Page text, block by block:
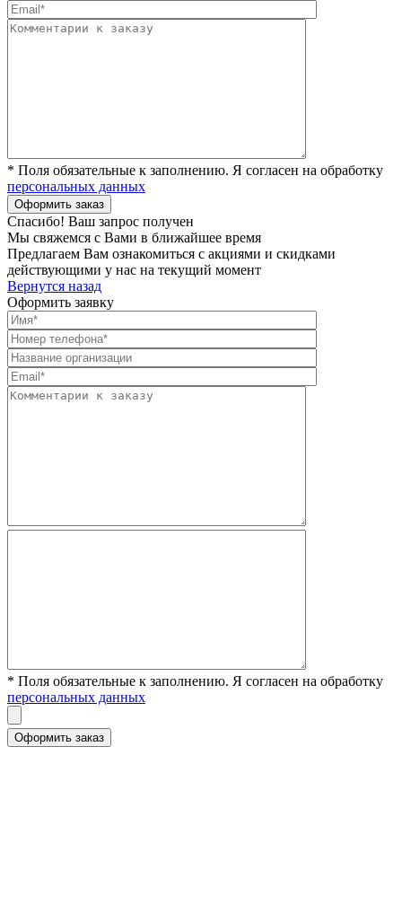
* Поля обязательные к заполнению. Я согласен на обработку
персональных данных
Спасибо! Ваш запрос получен
Мы свяжемся с Вами в ближайшее время
Предлагаем Вам ознакомиться с акциями и скидками
действующими у нас на текущий момент
Вернутся назад
Оформить заявку
* Поля обязательные к заполнению. Я согласен на обработку
персональных данных